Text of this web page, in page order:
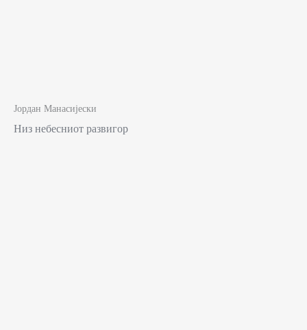
Јордан Манасијески
Низ небесниот развигор